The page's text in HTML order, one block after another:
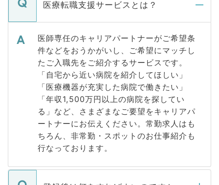
医療転職支援サービスとは？
医師専任のキャリアパートナーがご希望条
件などをおうかがいし、ご希望にマッチし
たご入職先をご紹介するサービスです。
「自宅から近い病院を紹介してほしい」
「医療機器が充実した病院で働きたい」
「年収1,500万円以上の病院を探してい
る」など、さまざまなご要望をキャリアパ
ートナーにお伝えください。常勤求人はも
ちろん、非常勤・スポットのお仕事紹介も
行なっております。